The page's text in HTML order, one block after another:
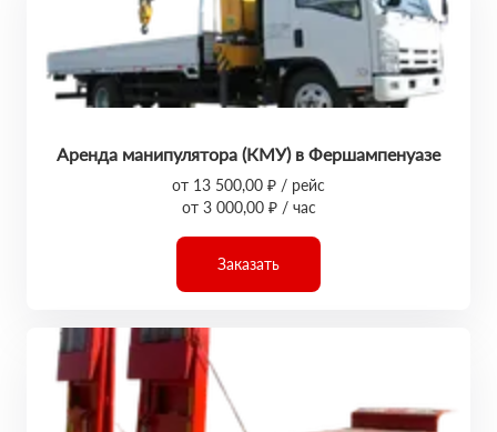
Аренда манипулятора (КМУ) в Фершампенуазе
от 13 500,00 ₽ / рейс
от 3 000,00 ₽ / час
Заказать